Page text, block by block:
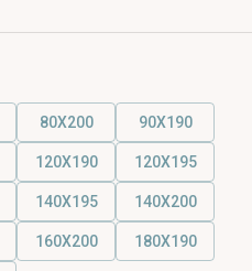
80X200 90X190
120X190 120X195
140X195 140X200
160X200 180X190